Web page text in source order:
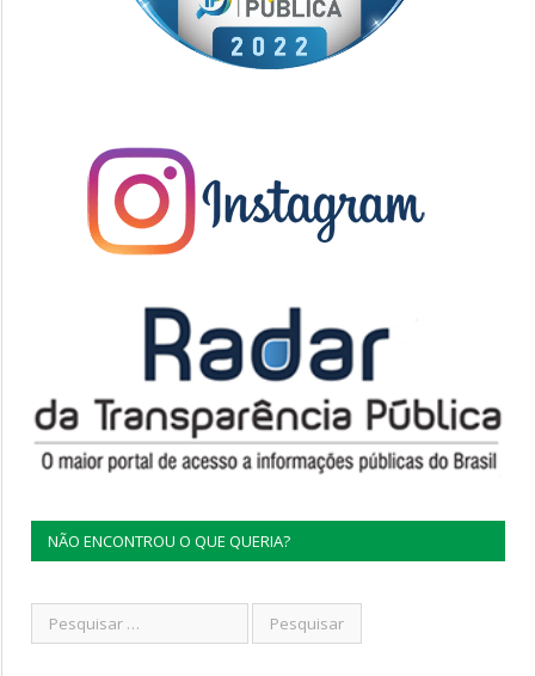
NÃO ENCONTROU O QUE QUERIA?